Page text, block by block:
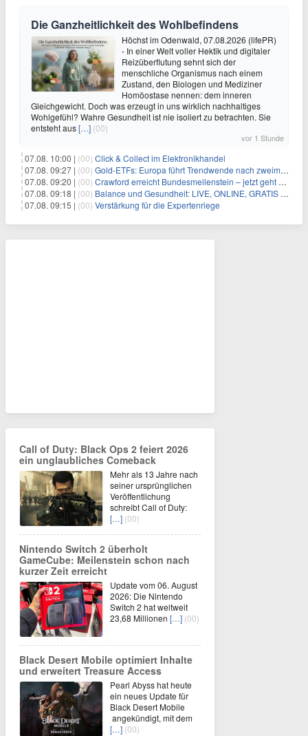
Die Ganzheitlichkeit des Wohlbefindens
Höchst im Odenwald, 07.08.2026 (lifePR)
- In einer Welt voller Hektik und digitaler
Reizüberflutung sehnt sich der
menschliche Organismus nach einem
Zustand, den Biologen und Mediziner
Homöostase nennen: dem inneren
Gleichgewicht. Doch was erzeugt in uns wirklich nachhaltiges
Wohlgefühl? Wahre Gesundheit ist nie isoliert zu betrachten. Sie
entsteht aus[…] (00)
vor 1 Stunde
07.08. 10:00 | (00) Click & Collect im Elektronikhandel
07.08. 09:27 | (00) Gold-ETFs: Europa führt Trendwende nach zweimonatiger Schwächephase an
07.08. 09:20 | (00) Crawford erreicht Bundesmeilenstein – jetzt geht es in die finale Phase!
07.08. 09:18 | (00) Balance und Gesundheit: LIVE, ONLINE, GRATIS am Mi 19.08.2026 um 19:00 Uhr
07.08. 09:15 | (00) Verstärkung für die Expertenriege
Call of Duty: Black Ops 2 feiert 2026
ein unglaubliches Comeback
Mehr als 13 Jahre nach
seiner ursprünglichen
Veröffentlichung
schreibt Call of Duty:
[…] (00)
Nintendo Switch 2 überholt
GameCube: Meilenstein schon nach
kurzer Zeit erreicht
Update vom 06. August
2026: Die Nintendo
Switch 2 hat weltweit
23,68 Millionen […] (00)
Black Desert Mobile optimiert Inhalte
und erweitert Treasure Access
Pearl Abyss hat heute
ein neues Update für
Black Desert Mobile
angekündigt, mit dem
[…] (00)